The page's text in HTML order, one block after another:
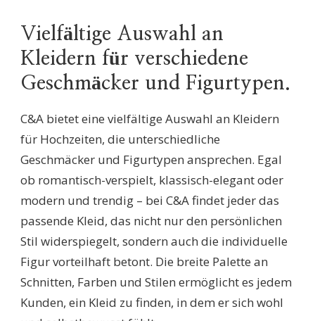
Vielfältige Auswahl an
Kleidern für verschiedene
Geschmäcker und Figurtypen.
C&A bietet eine vielfältige Auswahl an Kleidern
für Hochzeiten, die unterschiedliche
Geschmäcker und Figurtypen ansprechen. Egal
ob romantisch-verspielt, klassisch-elegant oder
modern und trendig – bei C&A findet jeder das
passende Kleid, das nicht nur den persönlichen
Stil widerspiegelt, sondern auch die individuelle
Figur vorteilhaft betont. Die breite Palette an
Schnitten, Farben und Stilen ermöglicht es jedem
Kunden, ein Kleid zu finden, in dem er sich wohl